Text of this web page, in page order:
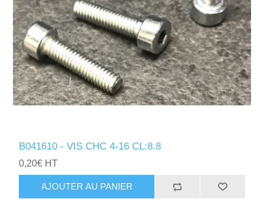
B041610 - VIS CHC 4-16 CL:8.8
0,20€ HT
AJOUTER AU PANIER